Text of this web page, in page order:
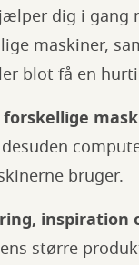
dig i gang
maskiner,
blot få en
bruger.
inspiration
større